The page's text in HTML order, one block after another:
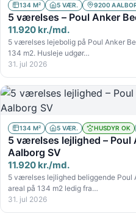
134 M² 5 VÆR. 9200
5 værelses – Poul Anker
11.920 kr./md.
5 værelses lejebolig på Poul Anker
134 m2. Husleje udgør…
31. jul 2026
134 M² 5 VÆR. HUSDYR OK
5 værelses lejlighed – Poul
Aalborg SV
11.920 kr./md.
5 værelses lejlighed beliggende Poul
areal på 134 m2 ledig fra…
31. jul 2026